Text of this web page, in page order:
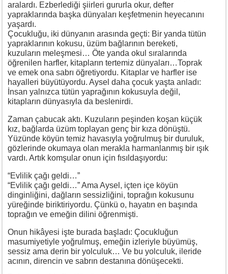
aralardı. Ezberlediği şiirleri gururla okur, defter
yapraklarında başka dünyaları keşfetmenin heyecanını
yaşardı.
Çocukluğu, iki dünyanın arasında geçti: Bir yanda tütün
yapraklarının kokusu, üzüm bağlarının bereketi,
kuzuların meleşmesi… Öte yanda okul sıralarında
öğrenilen harfler, kitapların tertemiz dünyaları…Toprak
ve emek ona sabrı öğretiyordu. Kitaplar ve harfler ise
hayalleri büyütüyordu. Aysel daha çocuk yaşta anladı:
İnsan yalnızca tütün yaprağının kokusuyla değil,
kitapların dünyasıyla da beslenirdi.
Zaman çabucak aktı. Kuzuların peşinden koşan küçük
kız, bağlarda üzüm toplayan genç bir kıza dönüştü.
Yüzünde köyün temiz havasıyla yoğrulmuş bir duruluk,
gözlerinde okumaya olan merakla harmanlanmış bir ışık
vardı. Artık komşular onun için fısıldaşıyordu:
“Evlilik çağı geldi…”
“Evlilik çağı geldi…” Ama Aysel, içten içe köyün
dinginliğini, dağların sessizliğini, toprağın kokusunu
yüreğinde biriktiriyordu. Çünkü o, hayatın en başında
toprağın ve emeğin dilini öğrenmişti.
Onun hikâyesi işte burada başladı: Çocukluğun
masumiyetiyle yoğrulmuş, emeğin izleriyle büyümüş,
sessiz ama derin bir yolculuk… Ve bu yolculuk, ileride
acının, direncin ve sabrın destanına dönüşecekti.